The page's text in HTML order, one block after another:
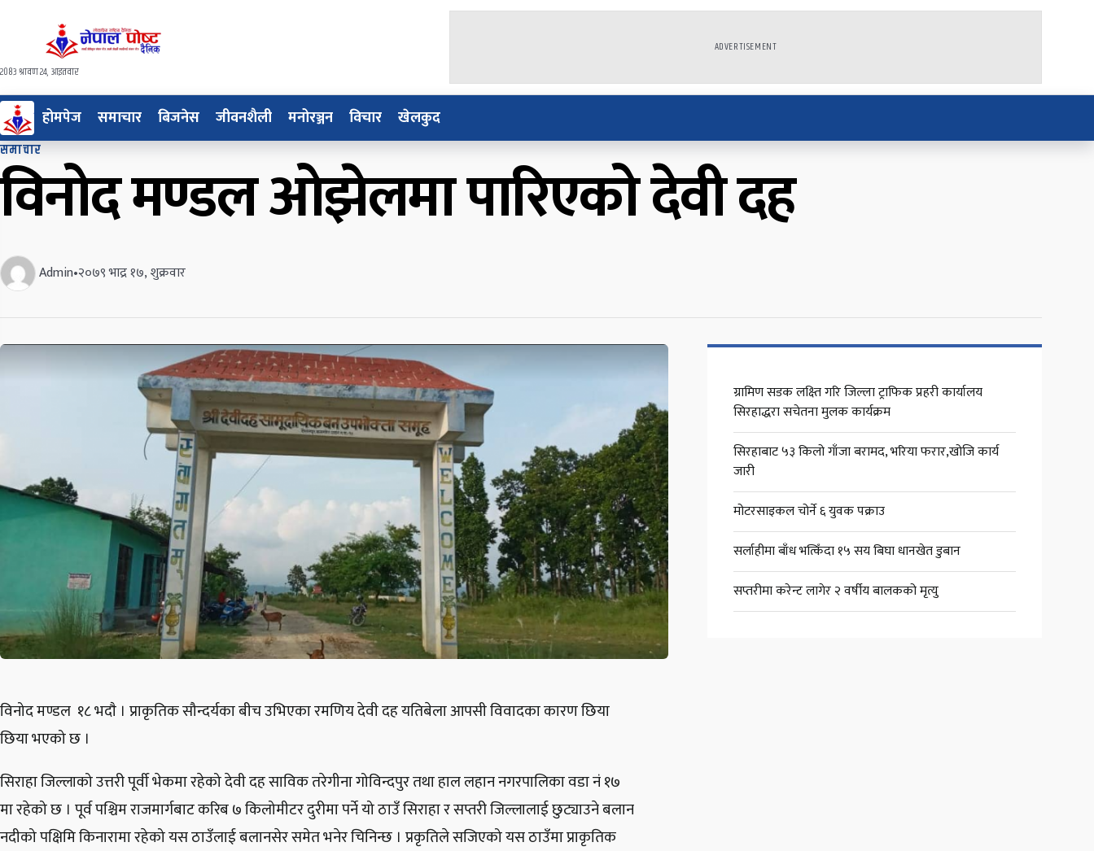
२०८३ श्रावण २४, आइतवार
ADVERTISEMENT
होमपेज समाचार बिजनेस जीवनशैली मनोरञ्जन विचार खेलकुद
समाचार
विनोद मण्डल ओझेलमा पारिएको देवी दह
Admin•२०७९ भाद्र १७, शुक्रवार
विनोद मण्डल १८ भदाै । प्राकृतिक सौन्दर्यका बीच उभिएका रमणिय देवी दह यतिबेला आपसी विवादका कारण छिया
छिया भएको छ ।
सिराहा जिल्लाको उत्तरी पूर्वी भेकमा रहेको देवी दह साविक तरेगीना गोविन्दपुर तथा हाल लहान नगरपालिका वडा नं १७
मा रहेको छ । पूर्व पश्चिम राजमार्गबाट करिब ७ किलोमीटर दुरीमा पर्ने यो ठाउँ सिराहा र सप्तरी जिल्लालाई छुट्याउने बलान
नदीको पक्षिमि किनारामा रहेको यस ठाउँलाई बलानसेर समेत भनेर चिनिन्छ । प्रकृतिले सजिएको यस ठाउँमा प्राकृतिक
ग्रामिण सडक लक्ष्ति गरि जिल्ला ट्राफिक प्रहरी कार्यालय
सिरहाद्धरा सचेतना मुलक कार्यक्रम
सिरहाबाट ५३ किलो गाँजा बरामद, भरिया फरार,खोजि कार्य
जारी
मोटरसाइकल चोर्ने ६ युवक पक्राउ
सर्लाहीमा बाँध भत्किँदा १५ सय बिघा धानखेत डुबान
सप्तरीमा करेन्ट लागेर २ वर्षीय बालकको मृत्यु